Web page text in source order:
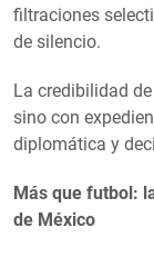
filtraciones
de silencio.
La credibilidad
sino con
diplomática y
Más que futbol:
de México